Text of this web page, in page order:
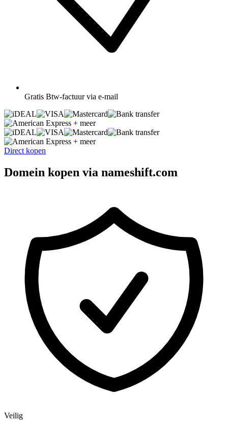
Gratis Btw-factuur via e-mail
+ meer
+ meer
Direct kopen
Domein kopen via nameshift.com
Veilig